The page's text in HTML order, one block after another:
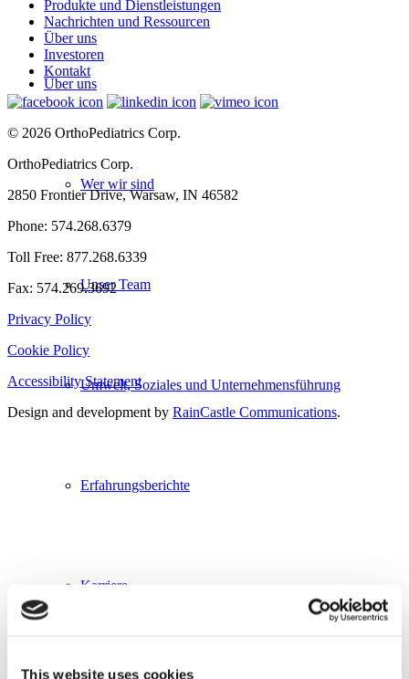
This website uses cookies
Über uns
Wer wir sind
Unser Team
Umwelt, Soziales und Unternehmensführung
Erfahrungsberichte
Karriere
Produkte und Dienstleistungen
Nachrichten und Ressourcen
Über uns
Investoren
Kontakt
© 2026 OrthoPediatrics Corp.
OrthoPediatrics Corp.
2850 Frontier Drive, Warsaw, IN 46582
Phone: 574.268.6379
Toll Free: 877.268.6339
Fax: 574.269.3692
Privacy Policy
Cookie Policy
Accessibility Statement
Design and development by RainCastle Communications.